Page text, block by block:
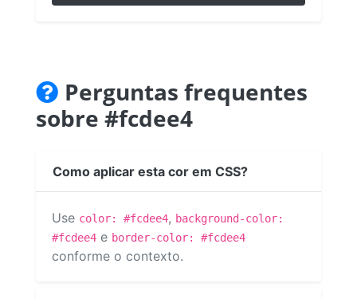
Perguntas frequentes
sobre #fcdee4
Como aplicar esta cor em CSS?
Use color: #fcdee4, background-color:
#fcdee4 e border-color: #fcdee4
conforme o contexto.